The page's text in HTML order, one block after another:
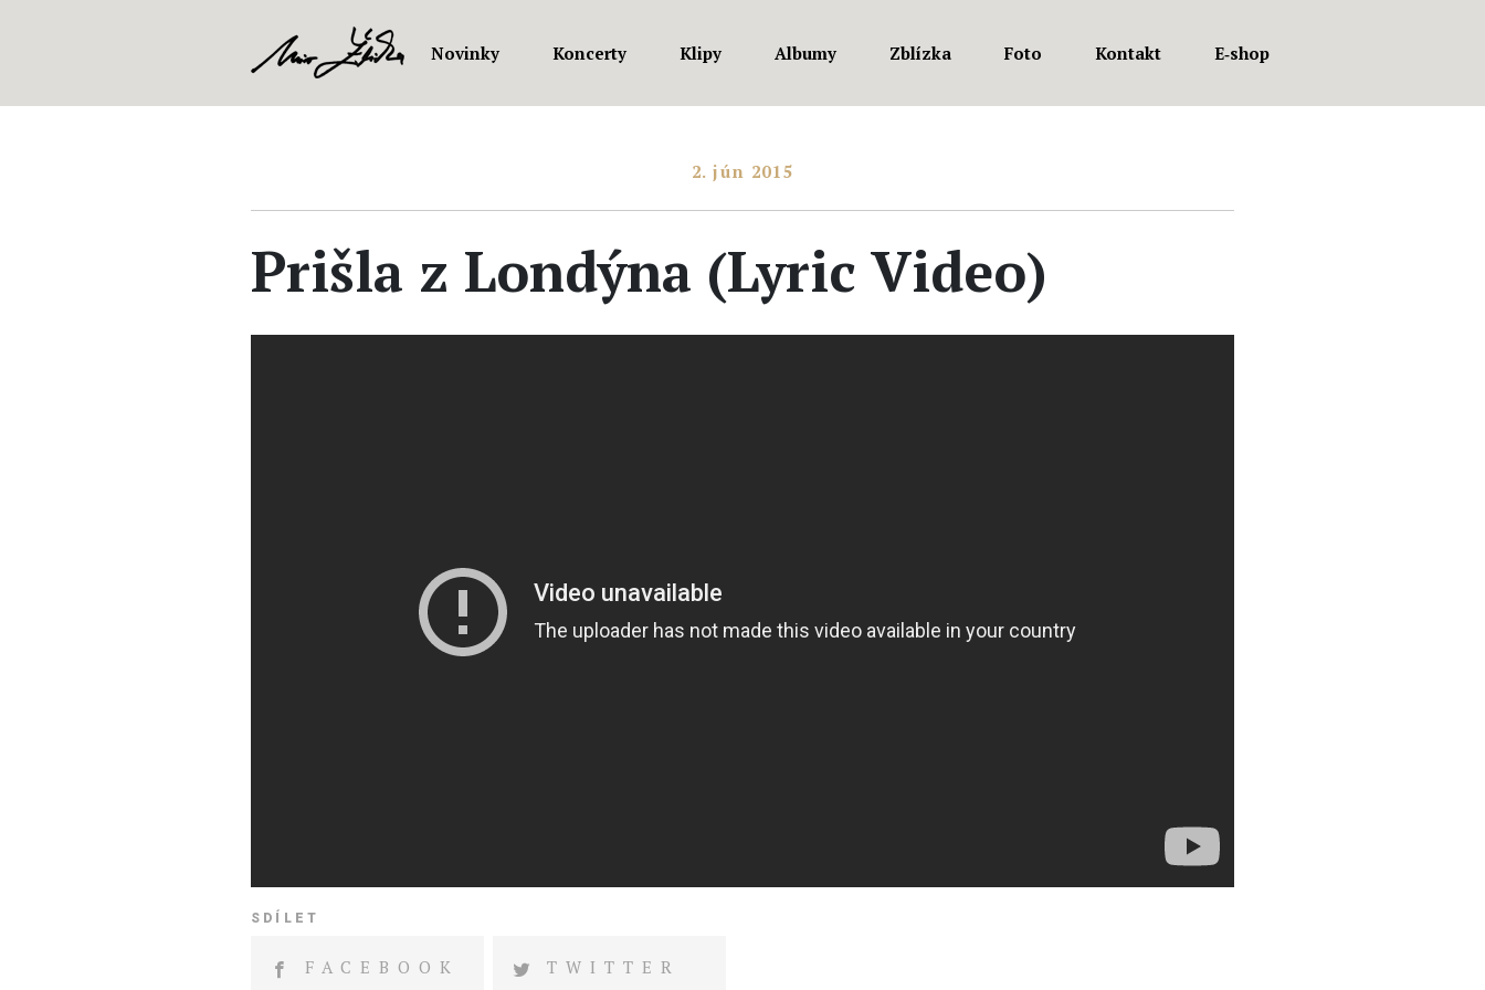
Novinky Koncerty Klipy Albumy Zblízka Foto Kontakt E‑shop
2. jún 2015
Prišla z Londýna (Lyric Video)
SDÍLET
FACEBOOK TWITTER